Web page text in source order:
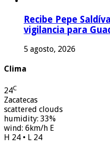
Recibe Pepe
vigilancia para
5 agosto, 2026
Clima
24C
Zacatecas
scattered clouds
humidity: 33%
wind: 6km/h E
H 24 • L 24